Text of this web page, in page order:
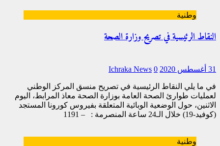
وطنية
النقاط الرئيسية في تصريح وزارة الصحة
31 أغسطس 2020 Ichraka News 0
في ما يلي النقاط الرئيسية في تصريح منسق المركز الوطني
لعمليات طوارئ الصحة العامة بوزارة الصحة معاذ المرابط، اليوم
الاثنين، حول الوضعية الوبائية المتعلقة بفيروس كورونا المستجد
(كوفيد-19) خلال الـ24 ساعة المنصرمة : – 1191
وطنية